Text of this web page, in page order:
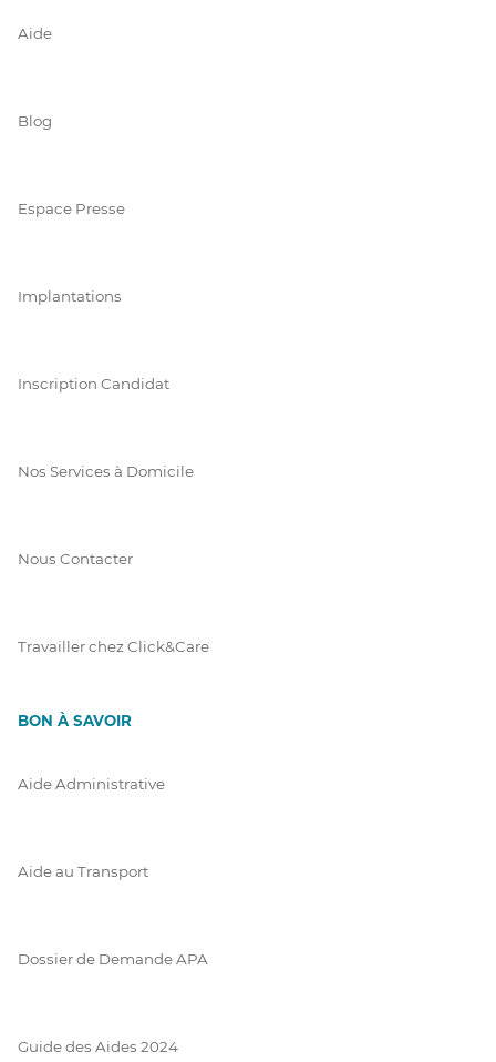
Aide
Blog
Espace Presse
Implantations
Inscription Candidat
Nos Services à Domicile
Nous Contacter
Travailler chez Click&Care
BON À SAVOIR
Aide Administrative
Aide au Transport
Dossier de Demande APA
Guide des Aides 2024